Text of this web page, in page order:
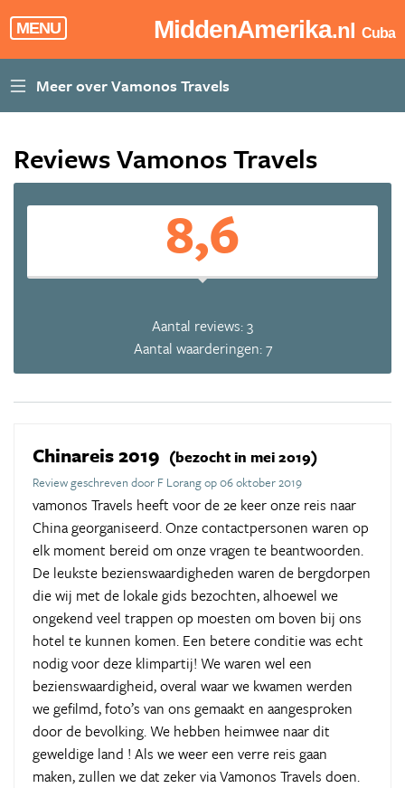
MENU MiddenAmerika.nl Cuba
Reviews Vamonos Travels
8,6
Aantal reviews: 3
Aantal waarderingen: 7
Chinareis 2019 (bezocht in mei 2019)
Review geschreven door F Lorang op 06 oktober 2019
vamonos Travels heeft voor de 2e keer onze reis naar
China georganiseerd. Onze contactpersonen waren op
elk moment bereid om onze vragen te beantwoorden.
De leukste bezienswaardigheden waren de bergdorpen
die wij met de lokale gids bezochten, alhoewel we
ongekend veel trappen op moesten om boven bij ons
hotel te kunnen komen. Een betere conditie was echt
nodig voor deze klimpartij! We waren wel een
bezienswaardigheid, overal waar we kwamen werden
we gefilmd, foto’s van ons gemaakt en aangesproken
door de bevolking. We hebben heimwee naar dit
geweldige land ! Als we weer een verre reis gaan
maken, zullen we dat zeker via Vamonos Travels doen.